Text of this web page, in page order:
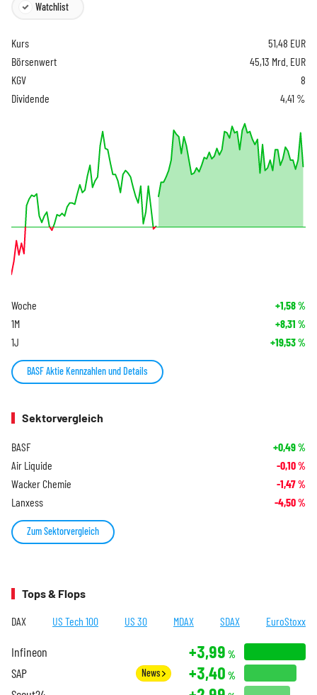
Watchlist
Kurs 51,48 EUR
Börsenwert
45,13 Mrd. EUR
KGV
8
Dividende
4,41 %
Woche +1,58%
1M +8,31 %
1J +19,53%
BASF Aktie Kennzahlen und Details
Sektorvergleich
BASF +0,49%
Air Liquide -0,10%
Wacker Chemie -1,47%
Lanxess -4,50%
Zum Sektorvergleich
Tops & Flops
DAX US Tech 100 US 30 MDAX SDAX EuroStoxx
Infineon +3,99 %
SAP News +3,40 %